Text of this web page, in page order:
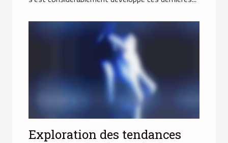
Exploration des tendances